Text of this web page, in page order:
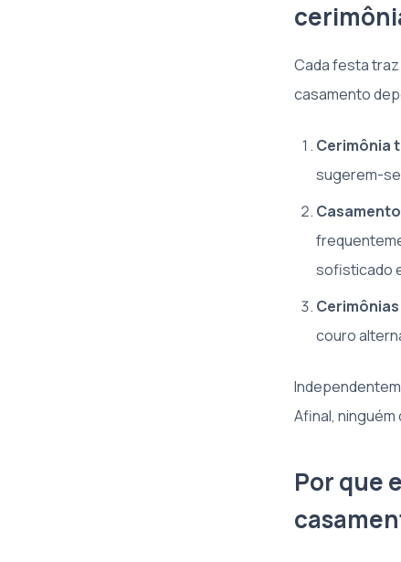
Cada festa
casamento
Cerimônia
sugerem-
sofisticado
couro
Afinal,
Por que